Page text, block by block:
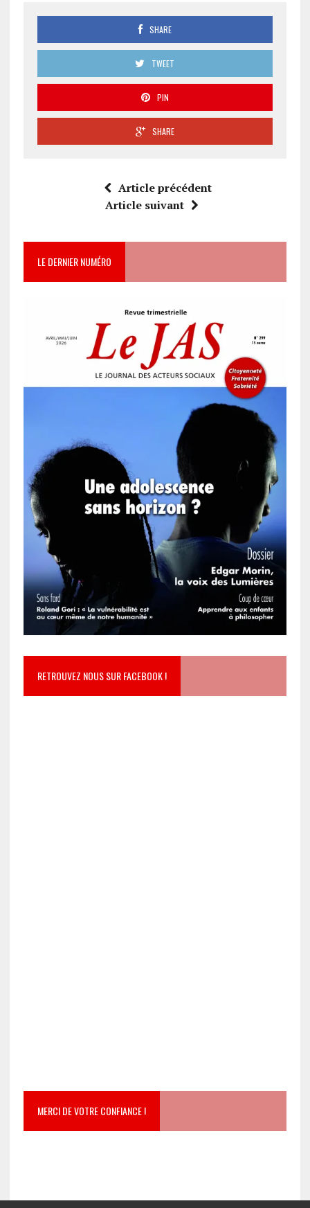
SHARE
TWEET
PIN
SHARE
Article précédent
Article suivant
LE DERNIER NUMÉRO
RETROUVEZ NOUS SUR FACEBOOK !
MERCI DE VOTRE CONFIANCE !